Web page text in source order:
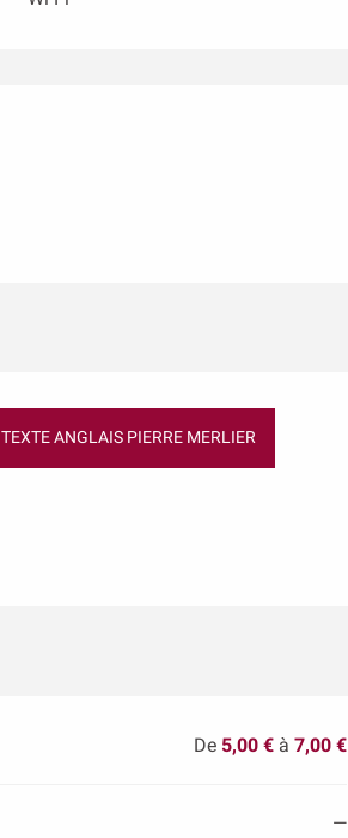
TEXTE ANGLAIS PIERRE MERLIER
De 5,00 € à7,00 €
—